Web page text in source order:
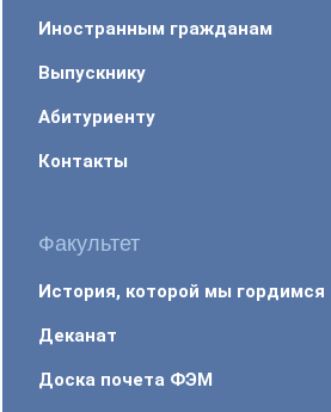
Иностранным гражданам
Выпускнику
Абитуриенту
Контакты
Факультет
История, которой мы гордимся
Деканат
Доска почета ФЭМ